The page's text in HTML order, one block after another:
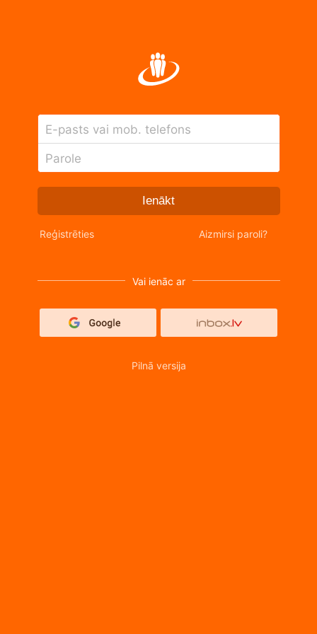
E-pasts vai mob. telefons
Parole
Ienākt
Reģistrēties Aizmirsi paroli?
Vai ienāc ar
Pilnā versija